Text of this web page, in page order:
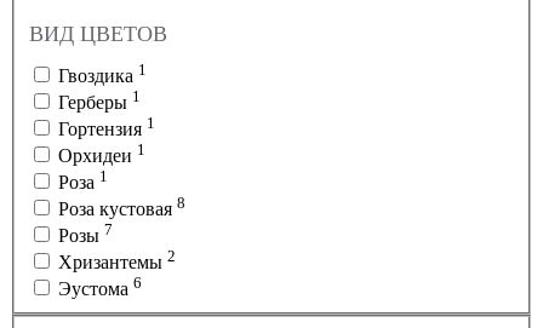
ВИД ЦВЕТОВ
Гвоздика 1
Герберы 1
Гортензия 1
Орхидеи 1
Роза 1
Роза кустовая 8
Розы 7
Хризантемы 2
Эустома 6